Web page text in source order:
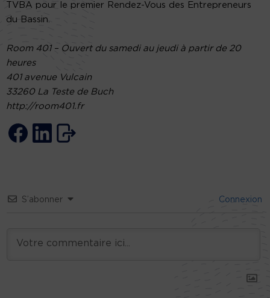
TVBA pour le premier Rendez-Vous des Entrepreneurs
du Bassin.
Room 401 – Ouvert du samedi au jeudi à partir de 20
heures
401 avenue Vulcain
33260 La Teste de Buch
http://room401.fr
S’abonner Connexion